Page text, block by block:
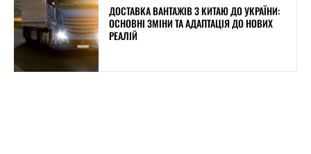
ДОСТАВКА ВАНТАЖІВ З КИТАЮ ДО УКРАЇНИ:
ОСНОВНІ ЗМІНИ ТА АДАПТАЦІЯ ДО НОВИХ
РЕАЛІЙ